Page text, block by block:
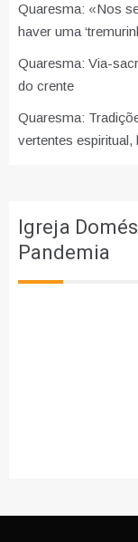
Quaresma: «Nos
haver uma
Quaresma: Via-
do crente
Quaresma:
vertentes
Igreja
Pandemia